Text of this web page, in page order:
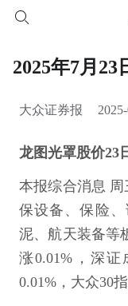
2025年7月23
大众证券报
龙图光罩股价23
本报综合消息
保设备、保险
泥、航天装备等
涨0.01%，深
0.01%，大众30